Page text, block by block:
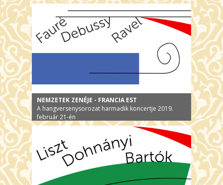
NEMZETEK ZENÉJE - FRANCIA EST
A hangversenysorozat harmadik koncertje 2019.
február 21-én